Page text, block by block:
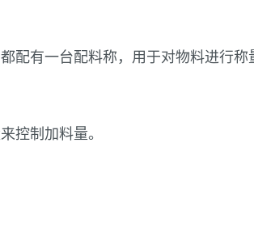
配有一台配料称，用于对物料进行
控制加料量。